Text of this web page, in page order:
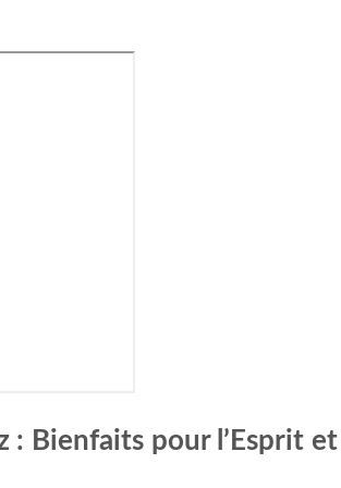
: Bienfaits pour l’Esprit